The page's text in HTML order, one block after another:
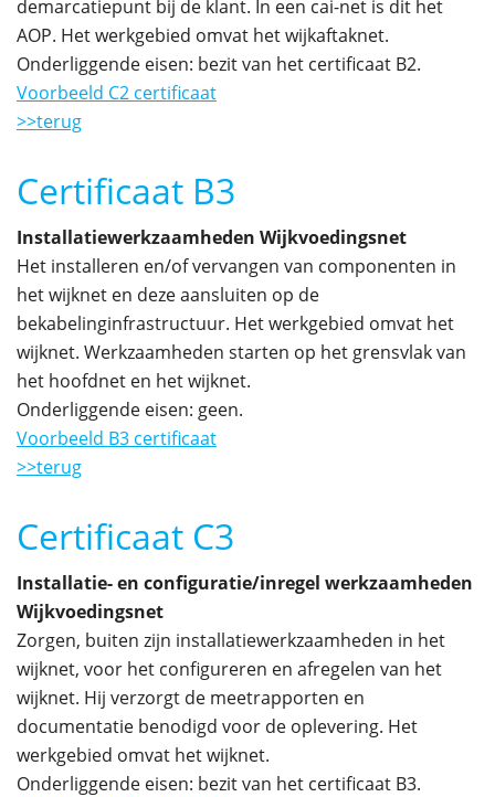
demarcatiepunt bij de klant. In een cai-net is dit het
AOP. Het werkgebied omvat het wijkaftaknet.
Onderliggende eisen: bezit van het certificaat B2.
Voorbeeld C2 certificaat
>>terug
Certificaat B3
Installatiewerkzaamheden Wijkvoedingsnet
Het installeren en/of vervangen van componenten in
het wijknet en deze aansluiten op de
bekabelinginfrastructuur. Het werkgebied omvat het
wijknet. Werkzaamheden starten op het grensvlak van
het hoofdnet en het wijknet.
Onderliggende eisen: geen.
Voorbeeld B3 certificaat
>>terug
Certificaat C3
Installatie- en configuratie/inregel werkzaamheden
Wijkvoedingsnet
Zorgen, buiten zijn installatiewerkzaamheden in het
wijknet, voor het configureren en afregelen van het
wijknet. Hij verzorgt de meetrapporten en
documentatie benodigd voor de oplevering. Het
werkgebied omvat het wijknet.
Onderliggende eisen: bezit van het certificaat B3.